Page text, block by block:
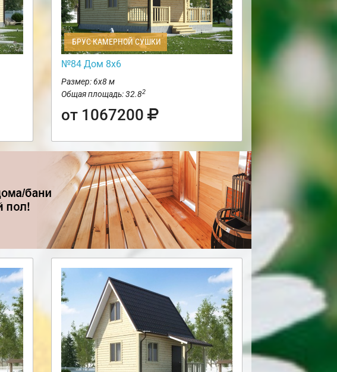
БРУС КАМЕРНОЙ СУШКИ
№84 Дом 8х6
Размер: 6х8 м
Общая площадь: 32.82
от 1067200